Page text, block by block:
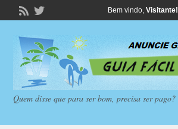
Bem vindo, Visitante!
Quem disse que para ser bom, precisa ser pago?